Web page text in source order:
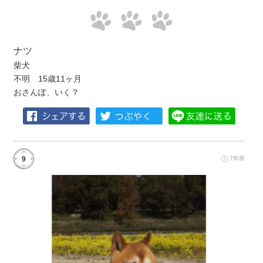
ナツ
柴犬
不明 15歳11ヶ月
おさんぽ、いく？
9 7年前